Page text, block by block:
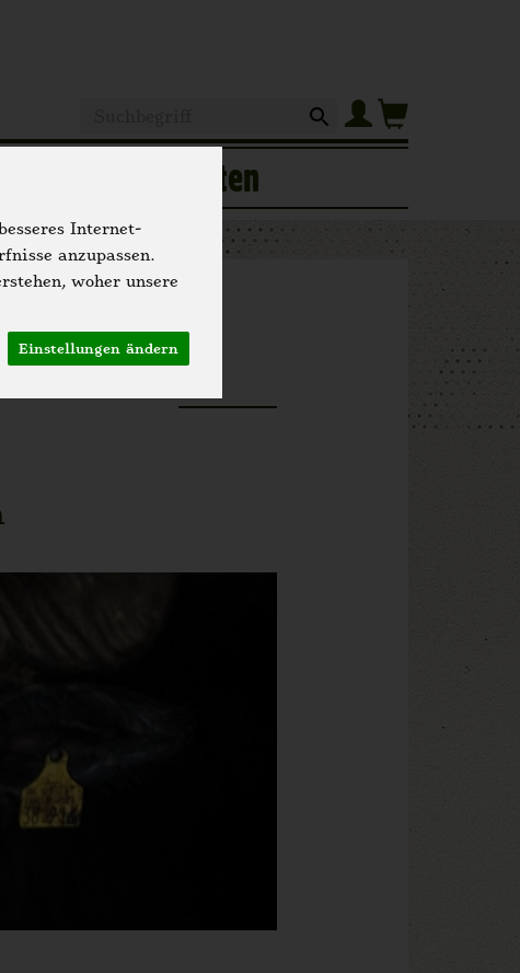
Internet-
anzupassen.
woher unsere
Einstellungen ändern
Hofgeschichten